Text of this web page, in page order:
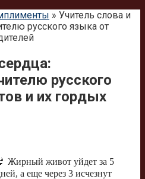
» Учитель слова и
русского языка от
русского
и их гордых
Жирный живот уйдет за 5
а еще через 3 исчезнут